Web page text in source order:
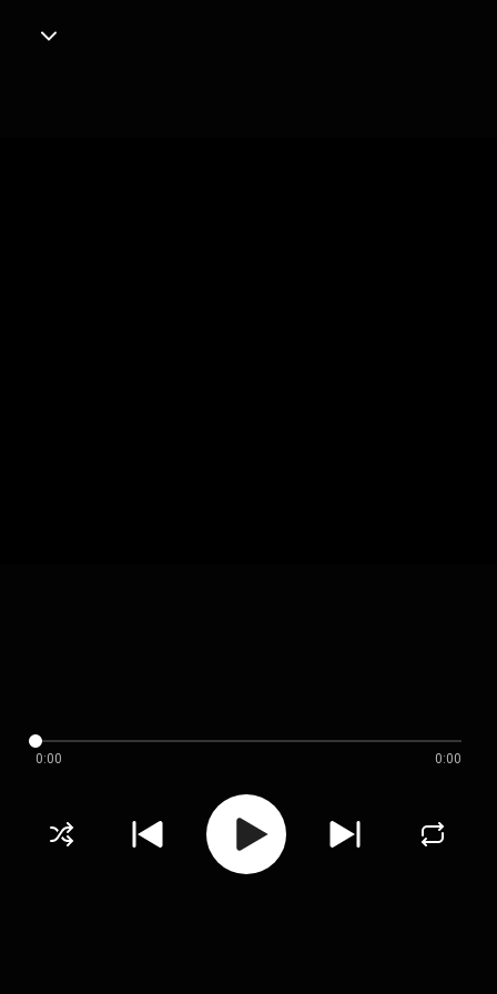
0:00 0:00